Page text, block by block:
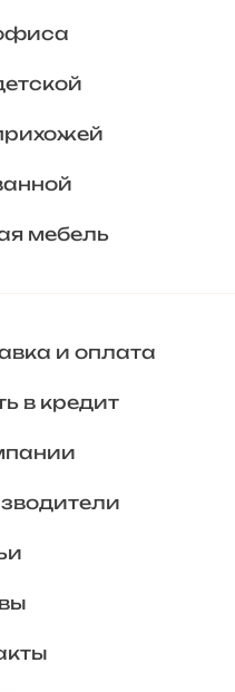
мебель
и оплата
в кредит